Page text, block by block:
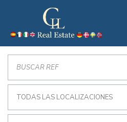
TODAS LAS LOCALIZACIONES